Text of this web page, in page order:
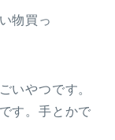
物買っ
いやつです。
す。手とかで